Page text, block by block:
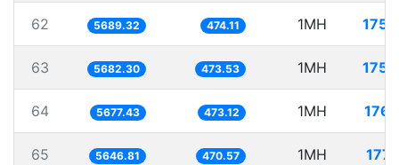
62 5689.32 474.11 1MH
63 5682.30 473.53 1MH
64 5677.43 473.12 1MH
65 5646.81 470.57 1MH